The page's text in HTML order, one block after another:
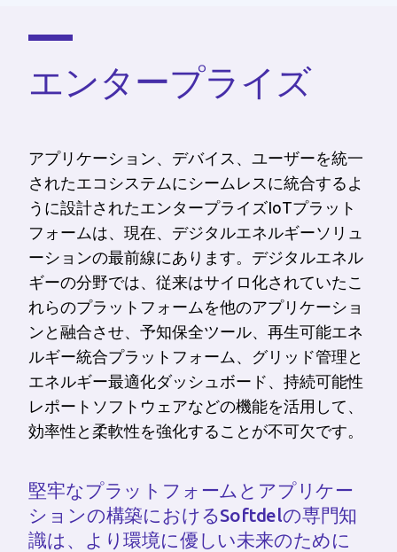
エンタープライズ
アプリケーション、デバイス、ユーザーを統一
されたエコシステムにシームレスに統合するよ
うに設計されたエンタープライズIoTプラット
フォームは、現在、デジタルエネルギーソリュ
ーションの最前線にあります。デジタルエネル
ギーの分野では、従来はサイロ化されていたこ
れらのプラットフォームを他のアプリケーショ
ンと融合させ、予知保全ツール、再生可能エネ
ルギー統合プラットフォーム、グリッド管理と
エネルギー最適化ダッシュボード、持続可能性
レポートソフトウェアなどの機能を活用して、
効率性と柔軟性を強化することが不可欠です。
堅牢なプラットフォームとアプリケー
ションの構築におけるSoftdelの専門知
識は、より環境に優しい未来のために